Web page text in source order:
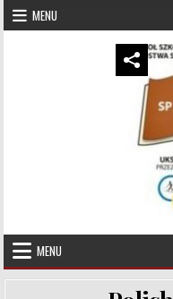
Skip to content
MENU
UKS Hubal
MENU